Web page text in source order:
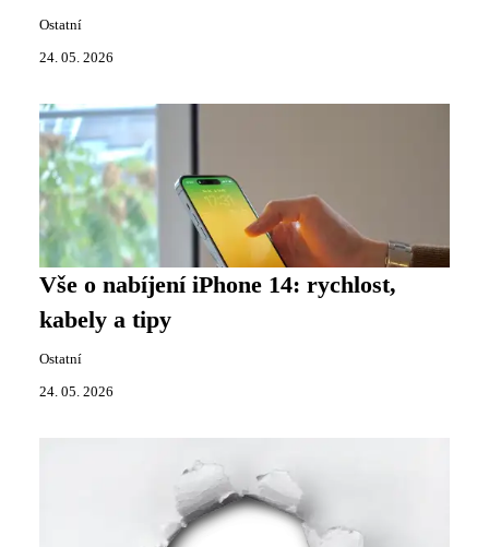
Ostatní
24. 05. 2026
Vše o nabíjení iPhone 14: rychlost,
kabely a tipy
Ostatní
24. 05. 2026